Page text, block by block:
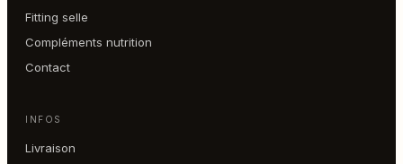
Fitting selle
Compléments nutrition
Contact
INFOS
Livraison